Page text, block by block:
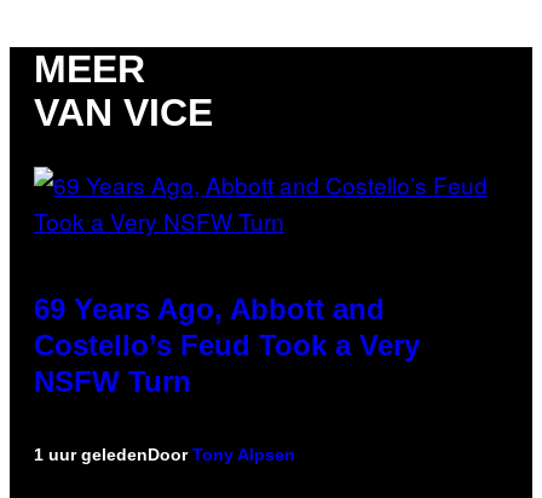
MEER
VAN VICE
69 Years Ago, Abbott and
Costello’s Feud Took a Very
NSFW Turn
1 uur geledenDoorTony Alpsen